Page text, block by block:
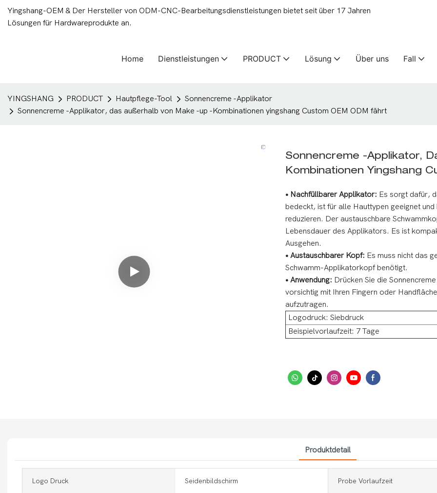
Yingshang-OEM & Der Hersteller von ODM-CNC-Bearbeitungsdienstleistungen bietet seit über 17 Jahren
Lösungen für Hardwareprodukte an.
Home Dienstleistungen PRODUCT Lösung Über uns Fall
YINGSHANG PRODUCT Hautpflege-Tool
Sonnencreme -Applikator
Sonnencreme -Applikator, das außerhalb von Make -up -Kombinationen yingshang Custom OEM ODM fährt
Sonnencreme -Applikator,
Kombinationen Yingshang
• Nachfüllbarer Applikator: Es sorgt dafür,
bedeckt, ist für alle Hauttypen geeignet
reduzieren. Der austauschbare
Lebensdauer des Applikators. Es ist
Ausgehen.
• Austauschbarer Kopf: Es muss nicht das
Schwamm-Applikatorkopf benötigt.
• Anwendung: Drücken Sie die
vorsichtig mit Ihren Fingern oder
aufzutragen.
Logodruck: Siebdruck
Beispielvorlaufzeit: 7 Tage
Produktdetail
Logo Druck Seidenbildschirm Probe Vorlaufzeit